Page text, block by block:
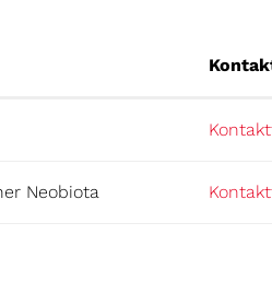
Neobiota